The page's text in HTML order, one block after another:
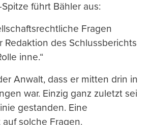
führt Bähler aus:
Fragen
Redaktion des Schlussberichts
inne.“
Anwalt, dass er mitten drin in
war. Einzig ganz zuletzt sei
gestanden. Eine
solche Fragen.